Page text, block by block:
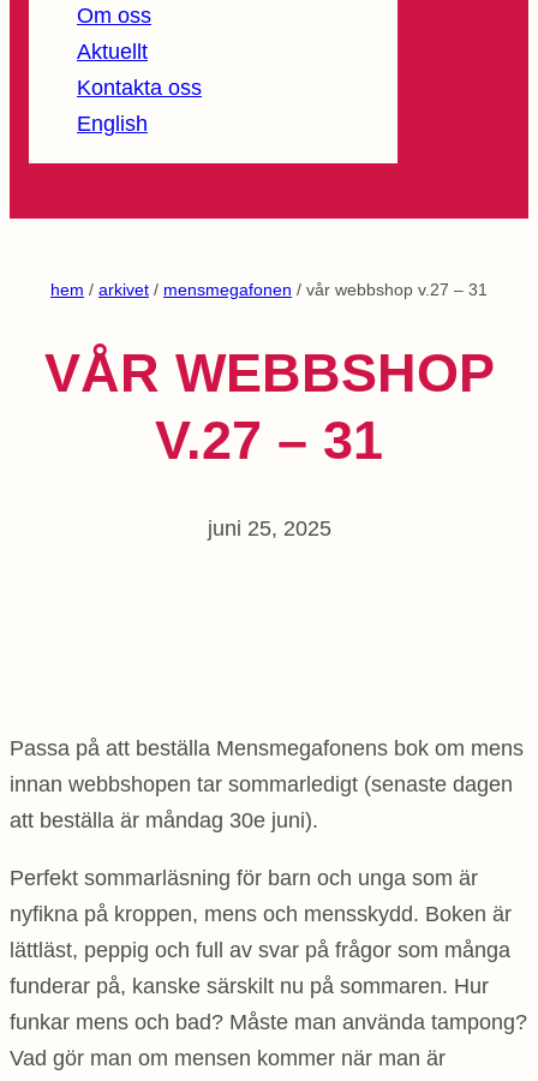
Om oss
Aktuellt
Kontakta oss
English
hem / arkivet / mensmegafonen / vår webbshop v.27 – 31
VÅR WEBBSHOP
V.27 – 31
juni 25, 2025
Passa på att beställa Mensmegafonens bok om mens
innan webbshopen tar sommarledigt (senaste dagen
att beställa är måndag 30e juni).
Perfekt sommarläsning för barn och unga som är
nyfikna på kroppen, mens och mensskydd. Boken är
lättläst, peppig och full av svar på frågor som många
funderar på, kanske särskilt nu på sommaren. Hur
funkar mens och bad? Måste man använda tampong?
Vad gör man om mensen kommer när man är